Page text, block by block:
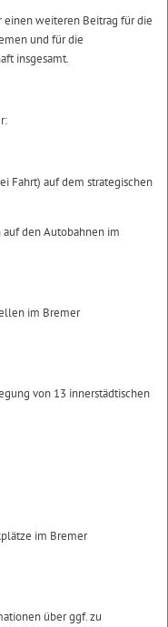
einen weiteren Beitrag für die
und für die
insgesamt.
Fahrt) auf dem strategischen
den Autobahnen im
im Bremer
von 13 innerstädtischen
im Bremer
über ggf. zu